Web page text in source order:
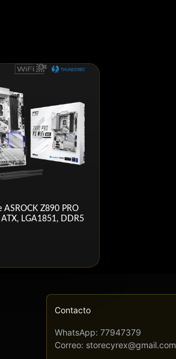
ASROCK Z890 PRO
LGA1851, DDR5
Contacto
WhatsApp: 77947379
Correo: storecyrex@gmail.com